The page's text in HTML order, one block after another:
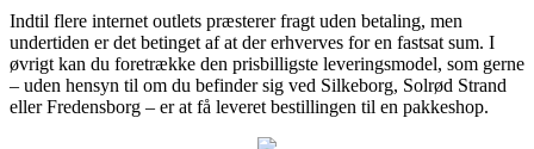
Indtil flere internet outlets præsterer fragt uden betaling, men
undertiden er det betinget af at der erhverves for en fastsat sum. I
øvrigt kan du foretrække den prisbilligste leveringsmodel, som gerne
– uden hensyn til om du befinder sig ved Silkeborg, Solrød Strand
eller Fredensborg – er at få leveret bestillingen til en pakkeshop.